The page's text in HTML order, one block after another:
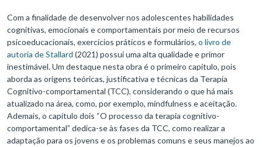
Com a finalidade de desenvolver nos adolescentes habilidades
cognitivas, emocionais e comportamentais por meio de recursos
psicoeducacionais, exercícios práticos e formulários, o livro de
autoria de Stallard (2021) possui uma alta qualidade e primor
inestimável. Um destaque nesta obra é o primeiro capítulo, pois
aborda as origens teóricas, justificativa e técnicas da Terapia
Cognitivo-comportamental (TCC), considerando o que há mais
atualizado na área, como, por exemplo, mindfulness e aceitação.
Ademais, o capítulo dois “O processo da terapia cognitivo-
comportamental” dedica-se às fases da TCC, como realizar a
adaptação para os jovens e os problemas comuns e seus manejos ao